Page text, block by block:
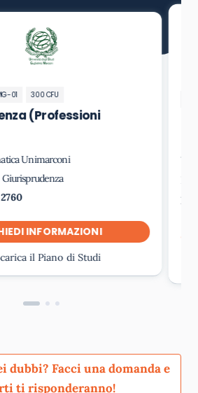
01 300 CFU
(Professioni
Unimarconi
INFORMAZIONI
il Piano di Studi
Da